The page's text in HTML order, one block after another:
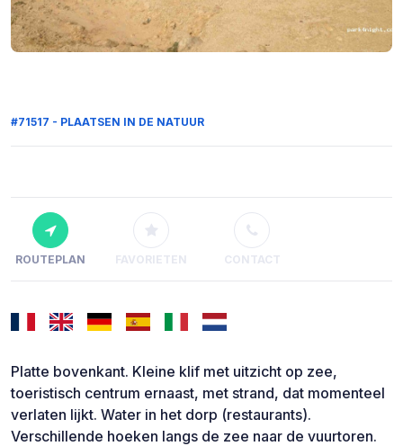
#71517 - PLAATSEN IN DE NATUUR
ROUTEPLAN FAVORIETEN CONTACT
Platte bovenkant. Kleine klif met uitzicht op zee,
toeristisch centrum ernaast, met strand, dat momenteel
verlaten lijkt. Water in het dorp (restaurants).
Verschillende hoeken langs de zee naar de vuurtoren.